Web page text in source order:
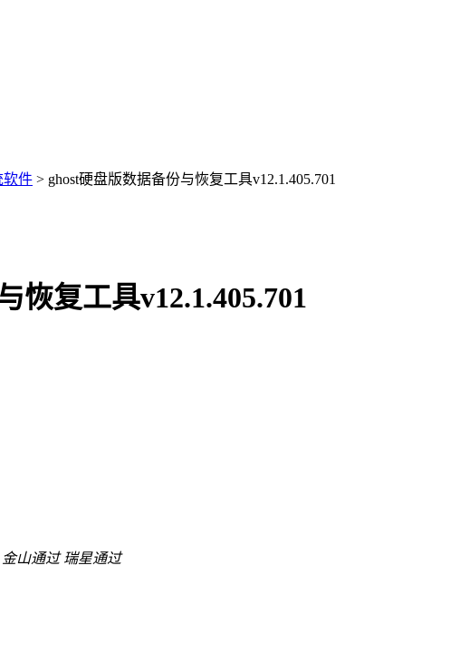
软件 > ghost硬盘版数据备份与恢复工具v12.1.405.701
恢复工具v12.1.405.701
金山通过 瑞星通过